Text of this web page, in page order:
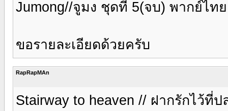
Jumong//จูมง ชุดที่ 5(จบ) พากย์ไท
ขอรายละเอียดด้วยครับ
RapRapMAn
Stairway to heaven // ฝากรักไว้ที่